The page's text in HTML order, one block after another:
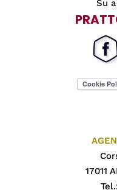
Su
17011